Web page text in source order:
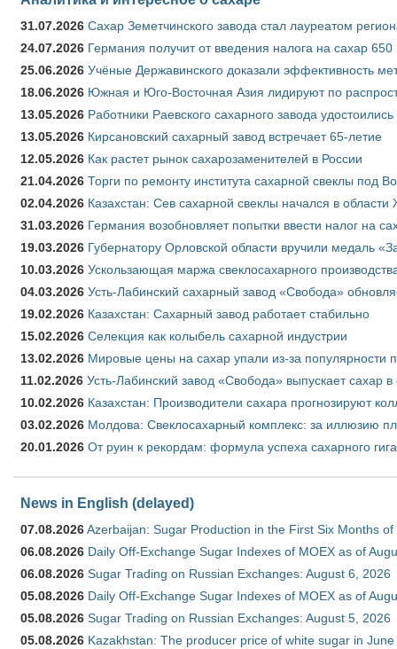
31.07.2026 Сахар Земетчинского завода стал лауреатом
24.07.2026 Германия получит от введения налога на сахар
25.06.2026 Учёные Державинского доказали эффективность
18.06.2026 Южная и Юго-Восточная Азия лидируют по
13.05.2026 Работники Раевского сахарного завода удостоились
13.05.2026 Кирсановский сахарный завод встречает 65-летие
12.05.2026 Как растет рынок сахарозаменителей в России
21.04.2026 Торги по ремонту института сахарной свеклы под
02.04.2026 Казахстан: Сев сахарной свеклы начался в области
31.03.2026 Германия возобновляет попытки ввести налог на
19.03.2026 Губернатору Орловской области вручили медаль
10.03.2026 Ускользающая маржа свеклосахарного
04.03.2026 Усть-Лабинский сахарный завод «Свобода»
19.02.2026 Казахстан: Сахарный завод работает стабильно
15.02.2026 Селекция как колыбель сахарной индустрии
13.02.2026 Мировые цены на сахар упали из-за популярности
11.02.2026 Усть-Лабинский завод «Свобода» выпускает сахар в
10.02.2026 Казахстан: Производители сахара прогнозируют
03.02.2026 Молдова: Свеклосахарный комплекс: за иллюзию
20.01.2026 От руин к рекордам: формула успеха сахарного
News in English (delayed)
07.08.2026Azerbaijan: Sugar Production in the First Six Months of
06.08.2026 Daily Off-Exchange Sugar Indexes of MOEX as of
06.08.2026 Sugar Trading on Russian Exchanges: August 6, 2026
05.08.2026 Daily Off-Exchange Sugar Indexes of MOEX as of
05.08.2026 Sugar Trading on Russian Exchanges: August 5, 2026
05.08.2026 Kazakhstan: The producer price of white sugar in